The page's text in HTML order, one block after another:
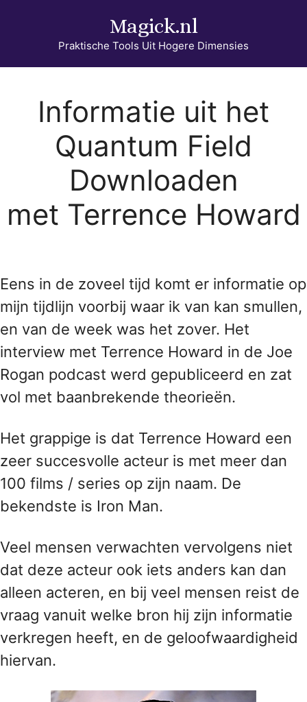
inhoud
Magick.nl
Praktische Tools Uit Hogere Dimensies
Informatie uit het
Quantum Field
Downloaden
met Terrence Howard
Eens in de zoveel tijd komt er informatie op
mijn tijdlijn voorbij waar ik van kan smullen,
en van de week was het zover. Het
interview met Terrence Howard in de Joe
Rogan podcast werd gepubliceerd en zat
vol met baanbrekende theorieën.
Het grappige is dat Terrence Howard een
zeer succesvolle acteur is met meer dan
100 films / series op zijn naam. De
bekendste is Iron Man.
Veel mensen verwachten vervolgens niet
dat deze acteur ook iets anders kan dan
alleen acteren, en bij veel mensen reist de
vraag vanuit welke bron hij zijn informatie
verkregen heeft, en de geloofwaardigheid
hiervan.